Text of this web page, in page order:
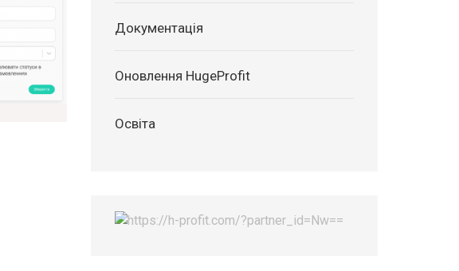
Документація
Оновлення HugeProfit
Освіта